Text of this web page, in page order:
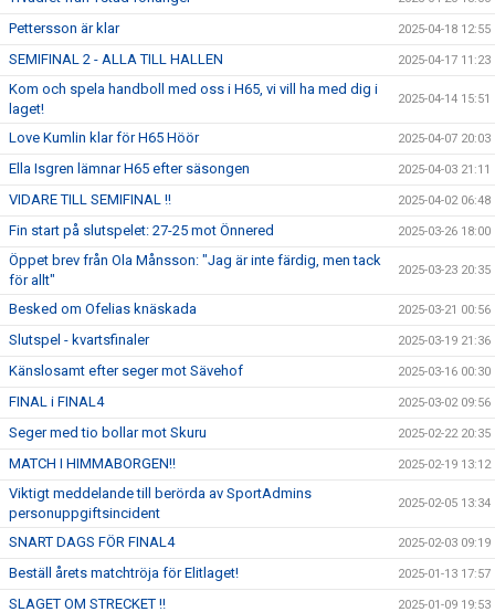
Pettersson är klar 2025-04-18 12:55
SEMIFINAL 2 - ALLA TILL HALLEN 2025-04-17 11:23
Kom och spela handboll med oss i H65, vi vill ha med dig i
laget!
2025-04-14 15:51
Love Kumlin klar för H65 Höör 2025-04-07 20:03
Ella Isgren lämnar H65 efter säsongen 2025-04-03 21:11
VIDARE TILL SEMIFINAL !! 2025-04-02 06:48
Fin start på slutspelet: 27-25 mot Önnered 2025-03-26 18:00
Öppet brev från Ola Månsson: "Jag är inte färdig, men tack
för allt"
2025-03-23 20:35
Besked om Ofelias knäskada 2025-03-21 00:56
Slutspel - kvartsfinaler 2025-03-19 21:36
Känslosamt efter seger mot Sävehof 2025-03-16 00:30
FINAL i FINAL4 2025-03-02 09:56
Seger med tio bollar mot Skuru 2025-02-22 20:35
MATCH I HIMMABORGEN!! 2025-02-19 13:12
Viktigt meddelande till berörda av SportAdmins
personuppgiftsincident
2025-02-05 13:34
SNART DAGS FÖR FINAL4 2025-02-03 09:19
Beställ årets matchtröja för Elitlaget! 2025-01-13 17:57
SLAGET OM STRECKET !! 2025-01-09 19:53